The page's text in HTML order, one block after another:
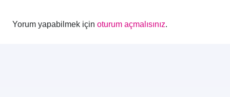
Yorum yapabilmek için oturum açmalısınız.